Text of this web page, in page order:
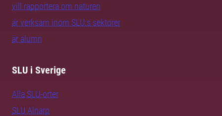
vill rapportera om naturen
är verksam inom SLU:s sektorer
är alumn
SLU i Sverige
Alla SLU-orter
SLU Alnarp